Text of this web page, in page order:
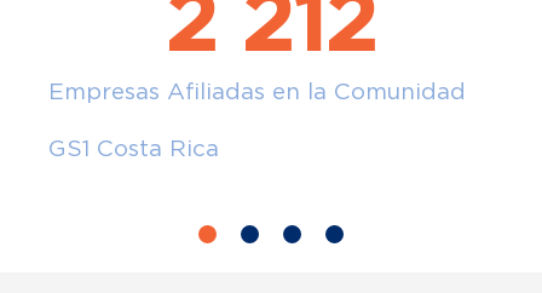
Empresas Afiliadas en la Comunidad
GS1 Costa Rica
2 212